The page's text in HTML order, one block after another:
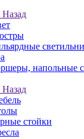
Назад
напольные
Назад
стойки